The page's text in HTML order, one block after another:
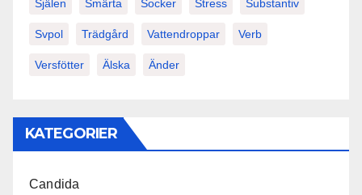
Själen Smärta Socker Stress Substantiv
Svpol Trädgård Vattendroppar Verb
Versfötter Älska Änder
KATEGORIER
Candida